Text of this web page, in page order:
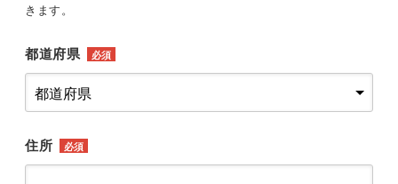
きます。
都道府県 必須
住所 必須